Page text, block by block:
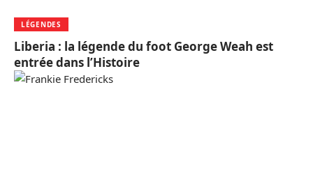
LÉGENDES
Liberia : la légende du foot George Weah est
entrée dans l’Histoire